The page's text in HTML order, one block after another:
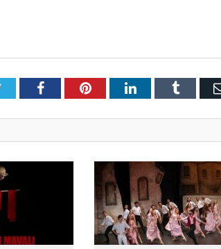
TwitterFacebookPinterestLinkedInTumblr